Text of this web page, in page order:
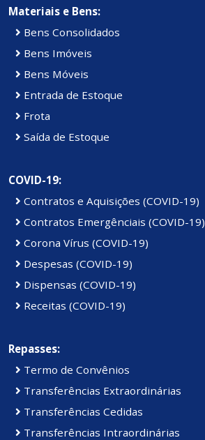
Materiais e Bens:
Bens Consolidados
Bens Imóveis
Bens Móveis
Entrada de Estoque
Frota
Saída de Estoque
COVID-19:
Contratos e Aquisições (COVID-19)
Contratos Emergênciais (COVID-19)
Corona Vírus (COVID-19)
Despesas (COVID-19)
Dispensas (COVID-19)
Receitas (COVID-19)
Repasses:
Termo de Convênios
Transferências Extraordinárias
Transferências Cedidas
Transferências Intraordinárias